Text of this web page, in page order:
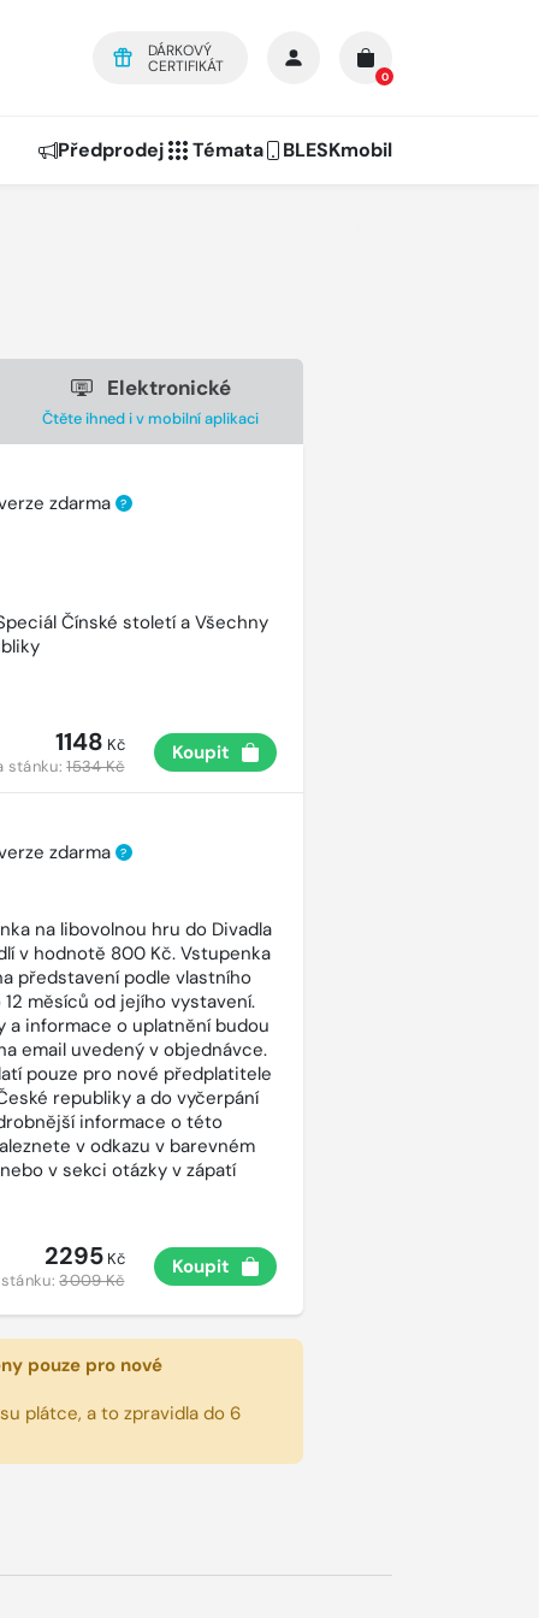
DÁRKOVÝ
CERTIFIKÁT
0
Předprodej Témata BLESKmobil
Elektronické
Čtěte ihned i v mobilní aplikaci
zdarma ?
Čínské století a Všechny
1148 Kč
stánku:1534 Kč
Koupit
zdarma ?
na libovolnou hru do Divadla
v hodnotě 800 Kč. Vstupenka
představení podle vlastního
měsíců od jejího vystavení.
a informace o uplatnění budou
email uvedený v objednávce.
pouze pro nové předplatitele
republiky a do vyčerpání
informace o této
v odkazu v barevném
v sekci otázky v zápatí
2295Kč
stánku:3009 Kč
Koupit
pouze pro nové
plátce, a to zpravidla do 6